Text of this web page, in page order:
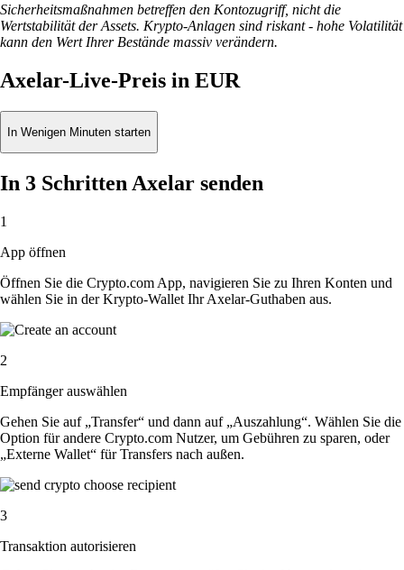
Sicherheitsmaßnahmen betreffen den Kontozugriff, nicht die
Wertstabilität der Assets. Krypto-Anlagen sind riskant - hohe Volatilität
kann den Wert Ihrer Bestände massiv verändern.
Axelar-Live-Preis in EUR
In Wenigen Minuten starten
In 3 Schritten Axelar senden
1
App öffnen
Öffnen Sie die Crypto.com App, navigieren Sie zu Ihren Konten und
wählen Sie in der Krypto-Wallet Ihr Axelar-Guthaben aus.
2
Empfänger auswählen
Gehen Sie auf „Transfer“ und dann auf „Auszahlung“. Wählen Sie die
Option für andere Crypto.com Nutzer, um Gebühren zu sparen, oder
„Externe Wallet“ für Transfers nach außen.
3
Transaktion autorisieren